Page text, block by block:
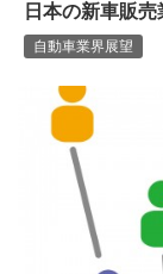
日本の新車販
自動車業界展望